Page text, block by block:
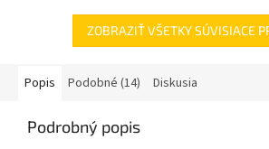
ZOBRAZIŤ VŠETKY SÚVISIACE
Popis Podobné (14) Diskusia
Podrobný popis